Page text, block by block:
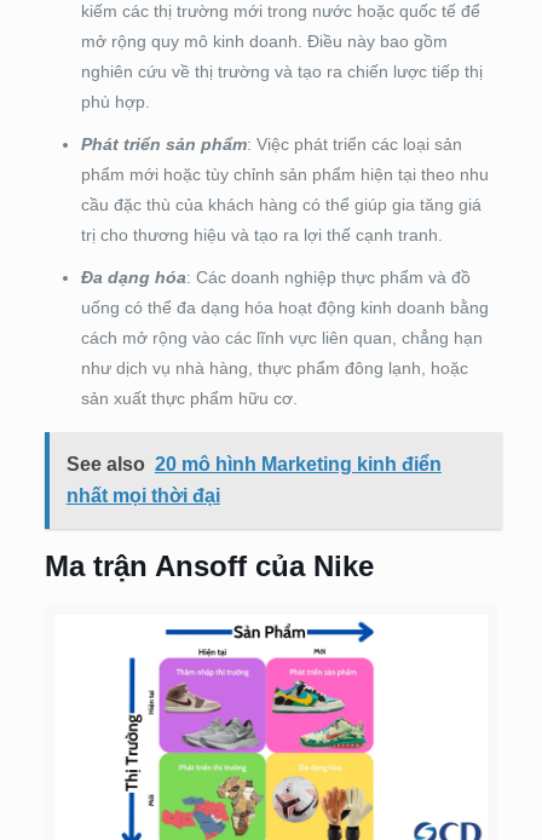
kiếm các thị trường mới trong nước hoặc quốc tế để
mở rộng quy mô kinh doanh. Điều này bao gồm
nghiên cứu về thị trường và tạo ra chiến lược tiếp thị
phù hợp.
Phát triển sản phẩm: Việc phát triển các loại sản
phẩm mới hoặc tùy chỉnh sản phẩm hiện tại theo nhu
cầu đặc thù của khách hàng có thể giúp gia tăng giá
trị cho thương hiệu và tạo ra lợi thế cạnh tranh.
Đa dạng hóa: Các doanh nghiệp thực phẩm và đồ
uống có thể đa dạng hóa hoạt động kinh doanh bằng
cách mở rộng vào các lĩnh vực liên quan, chẳng hạn
như dịch vụ nhà hàng, thực phẩm đông lạnh, hoặc
sản xuất thực phẩm hữu cơ.
See also 20 mô hình Marketing kinh điển
nhất mọi thời đại
Ma trận Ansoff của Nike